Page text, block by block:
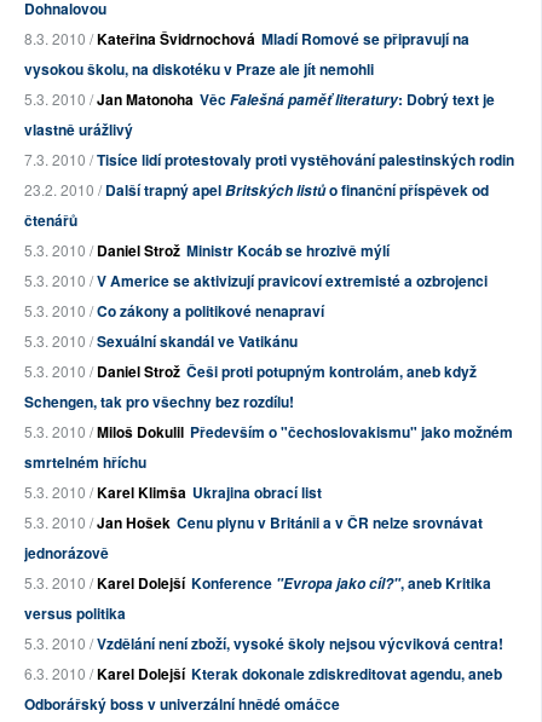
Dohnalovou
8.3. 2010 /Kateřina Švidrnochová Mladí Romové se připravují na
vysokou školu, na diskotéku v Praze ale jít nemohli
5.3. 2010 /Jan Matonoha VěcFalešná paměť literatury: Dobrý text je
vlastně urážlivý
7.3. 2010 /Tisíce lidí protestovaly proti vystěhování palestinských rodin
23.2. 2010 /Další trapný apelBritských listůo finanční příspěvek od
čtenářů
5.3. 2010 /Daniel Strož Ministr Kocáb se hrozivě mýlí
5.3. 2010 /V Americe se aktivizují pravicoví extremisté a ozbrojenci
5.3. 2010 /Co zákony a politikové nenapraví
5.3. 2010 /Sexuální skandál ve Vatikánu
5.3. 2010 /Daniel Strož Češi proti potupným kontrolám, aneb když
Schengen, tak pro všechny bez rozdílu!
5.3. 2010 /Miloš Dokulil Především o "čechoslovakismu" jako možném
smrtelném hříchu
5.3. 2010 /Karel Klimša Ukrajina obrací list
5.3. 2010 /Jan Hošek Cenu plynu v Británii a v ČR nelze srovnávat
jednorázově
5.3. 2010 /Karel Dolejší Konference "Evropa jako cíl?", aneb Kritika
versus politika
5.3. 2010 /Vzdělání není zboží, vysoké školy nejsou výcviková centra!
6.3. 2010 /Karel Dolejší Kterak dokonale zdiskreditovat agendu, aneb
Odborářský boss v univerzální hnědé omáčce